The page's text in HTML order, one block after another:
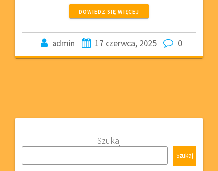
DOWIEDZ SIĘ WIĘCEJ
admin 17 czerwca, 2025 0
Szukaj
Szukaj